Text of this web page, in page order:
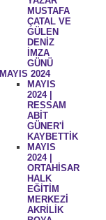
MUSTAFA
ÇATAL VE
GÜLEN
DENİZ
İMZA
GÜNÜ
MAYIS 2024
MAYIS
2024 |
RESSAM
ABİT
GÜNER'İ
KAYBETTİK
MAYIS
2024 |
ORTAHİSAR
HALK
EĞİTİM
MERKEZİ
AKRİLİK